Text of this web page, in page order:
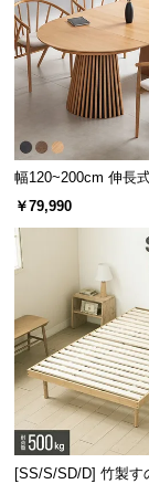
効率よく負
体重がかか
む構造で、
かけず負荷
す。
包み込まれ
独立したコイ
うな柔らかな
幅120~200cm 伸長
ニングテーブル 6人
￥79,990
[SS/S/SD/D] 竹製す